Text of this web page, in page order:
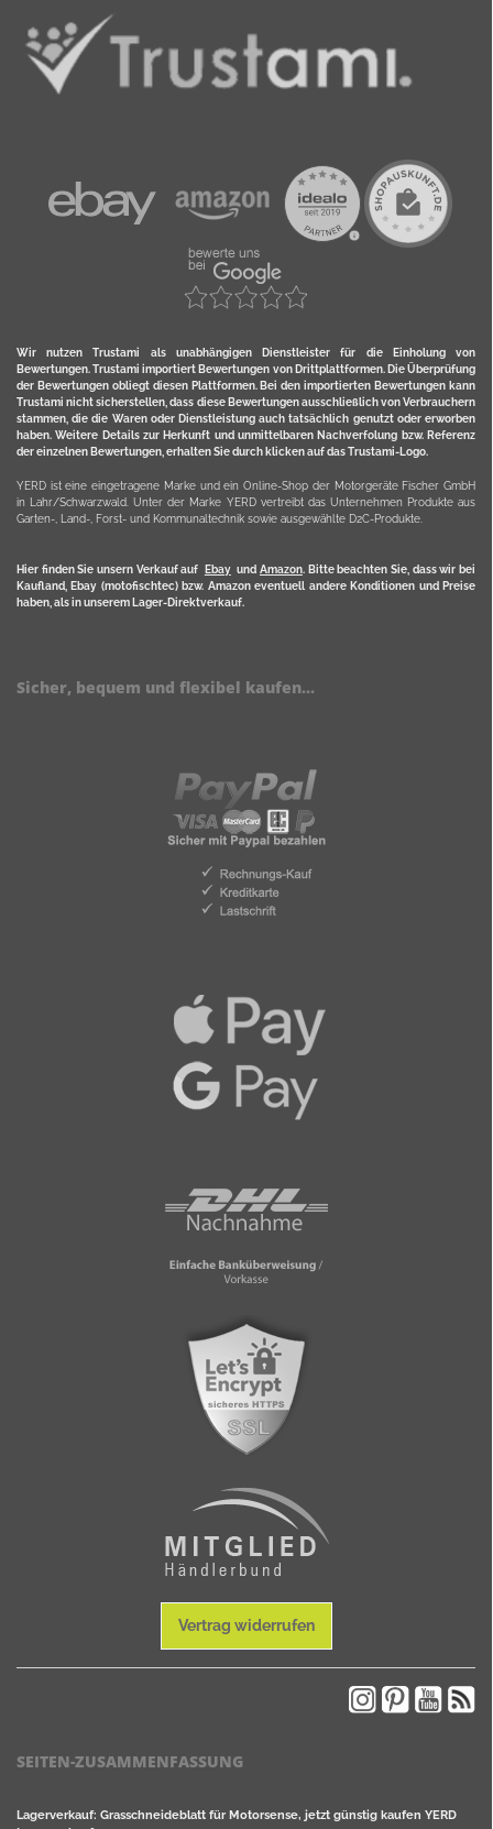
Wir nutzen Trustami als unabhängigen Dienstleister für die Einholung von
Bewertungen. Trustami importiert Bewertungen von Drittplattformen. Die Überprüfung
der Bewertungen obliegt diesen Plattformen. Bei den importierten Bewertungen kann
Trustami nicht sicherstellen, dass diese Bewertungen ausschließlich von Verbrauchern
stammen, die die Waren oder Dienstleistung auch tatsächlich genutzt oder erworben
haben. Weitere Details zur Herkunft und unmittelbaren Nachverfolung bzw. Referenz
der einzelnen Bewertungen, erhalten Sie durch klicken auf das Trustami-Logo.
YERD ist eine eingetragene Marke und ein Online-Shop der Motorgeräte Fischer GmbH
in Lahr/Schwarzwald. Unter der Marke YERD vertreibt das Unternehmen Produkte aus
Garten-, Land-, Forst- und Kommunaltechnik sowie ausgewählte D2C-Produkte.
Hier finden Sie unsern Verkauf auf Ebayund Amazon. Bitte beachten Sie, dass wir bei
Kaufland, Ebay (motofischtec) bzw. Amazon eventuell andere Konditionen und Preise
haben, als in unserem Lager-Direktverkauf.
Sicher, bequem und flexibel kaufen...
Vertrag widerrufen
SEITEN-ZUSAMMENFASSUNG
Lagerverkauf: Grasschneideblatt für Motorsense, jetzt günstig kaufen YERD